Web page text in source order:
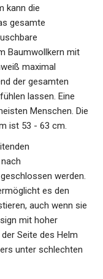
kann die
gesamte
Baumwollkern mit
maximal
der gesamten
lassen. Eine
Menschen. Die
ist 53 - 63 cm.
werden.
es den
auch wenn sie
mit hoher
Seite des Helm
unter schlechten